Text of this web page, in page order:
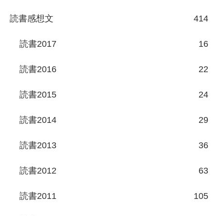
読書感想文 414
読書2017 16
読書2016 22
読書2015 24
読書2014 29
読書2013 36
読書2012 63
読書2011 105